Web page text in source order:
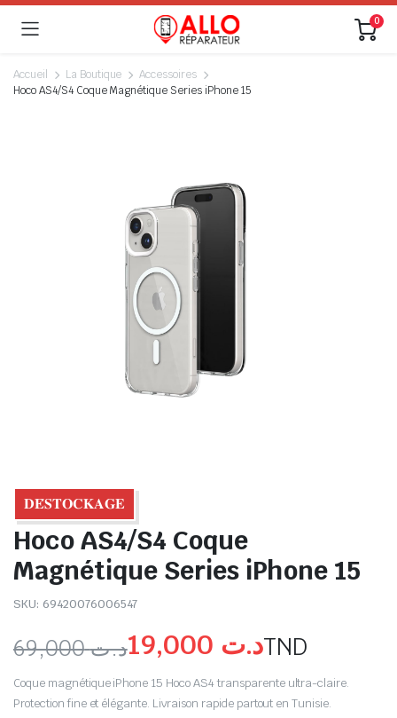
0
Accueil La Boutique
Accessoires
Hoco AS4/S4 Coque Magnétique Series iPhone 15
𝐃𝐄́𝐒𝐓𝐎𝐂𝐊𝐀𝐆𝐄
Hoco AS4/S4 Coque
Magnétique Series iPhone 15
SKU: 69420076006547
د.ت69,000 د.تTND
Coque magnétique iPhone 15 Hoco AS4 transparente ultra-claire.
Protection fine et élégante. Livraison rapide partout en Tunisie.